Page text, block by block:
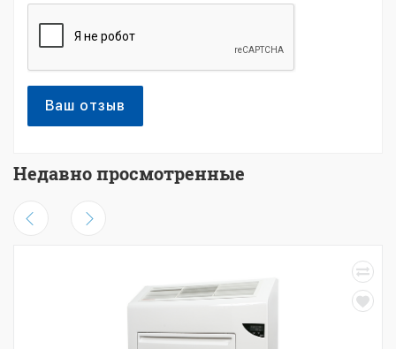
Ваш отзыв
Недавно просмотренные